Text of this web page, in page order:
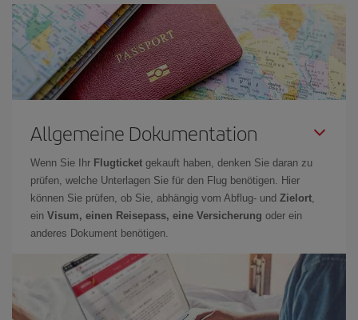
Allgemeine Dokumentation
Wenn Sie Ihr Flugticket gekauft haben, denken Sie daran zu
prüfen, welche Unterlagen Sie für den Flug benötigen. Hier
können Sie prüfen, ob Sie, abhängig vom Abflug- und Zielort,
ein Visum, einen Reisepass, eine Versicherung oder ein
anderes Dokument benötigen.